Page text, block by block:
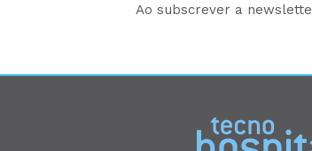
Ao subscrever a